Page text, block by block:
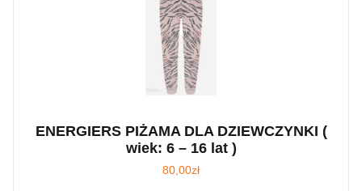
ENERGIERS PIŻAMA DLA DZIEWCZYNKI (
wiek: 6 – 16 lat )
80,00zł